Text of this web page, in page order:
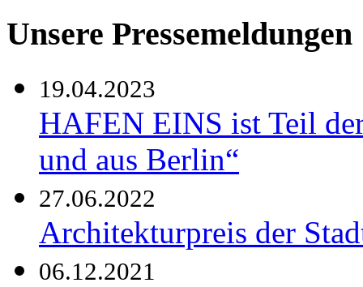
Unsere Pressemeldungen
19.04.2023
HAFEN EINS ist Teil
und aus Berlin“
27.06.2022
Architekturpreis der
06.12.2021